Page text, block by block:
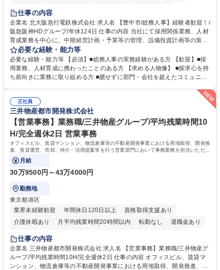
退職金あり
土日祝休み
服装自由 昼食補助あり 食事補助あり
仕事の内容
企業名 北大阪急行電鉄株式会社 求人名 【豊中市/総務人事】経験者歓迎！/
阪急阪神HDグループ/年休124日 仕事の内容 当社にて採用関係業務、人材
育成業務を中心に、中期経営計画・予算等の管理、設備投資計画等の策
定、さらに社内の重要会議の運営等、経営の根幹となる幅広い総務人事業
務全般を担当していただきます。 【主な業務内容】 ■採用関係業務および
人材育成(社員研修)業務の推進 ■中期経営計画および予算等の管理 ■設備
投資計画等の策定 ■社内の重要会議の運営 ■その他総務人事業務全般 【入
務人事】経験者歓迎！/阪急阪神HDグループ/年休124日
必要な経験・能力等
必要な経験・能力等 【必須】■総務人事の実務経験がある方 【歓迎】■採
用業務、人材育成に携わったことのある方 【求める人物像】 ■探求心を持
ち前向きに業務に取り組める方 ■臆せずに部門・会社を超えたコミュニケ
る当社で組織の次代を担うネクスト人材として長期的に成長したい方 ■周
囲のメンバーと協調しつつ主体性を持って能動的に業務を推進できる方 学
歴・資格 学歴：大学院 大学 高専 短大 専修学校 高校 語学力： 資格：
正社員
三井物産都市開発株式会社
【営業事務】業務職/三井物産グループ/平均残業時間10
H/完全週休2日 営業事務
オフィスビル、賃貸マンション、物流倉庫等の不動産開発事業における用地取得、開発推
進、賃貸運営、売却、仲介・活用提案等を行う営業部門において事務業務を担当いただき
ます。
月給
30万9500円～43万4000円
勤務地
東京都港区
業界未経験歓迎
年間休日120日以上
資格取得支援あり
介護休暇あり
月平均残業時間20時間以内 転勤なし
退職金あり
在宅OK
賞与あり
駅近5分以内
土日祝休み 寮・社宅あり
仕事の内容
企業名 三井物産都市開発株式会社 求人名 【営業事務】業務職/三井物産グ
ループ/平均残業時間10H/完全週休2日 仕事の内容 オフィスビル、賃貸マ
ンション、物流倉庫等の不動産開発事業における用地取得、開発推進、賃